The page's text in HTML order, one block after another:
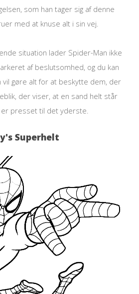
som han tager sig af denne
med at knuse alt i sin vej.
situation lader Spider-Man ikke
af beslutsomhed, og du kan
vil gøre alt for at beskytte dem, der
der viser, at en sand helt står
er presset til det yderste.
Superhelt